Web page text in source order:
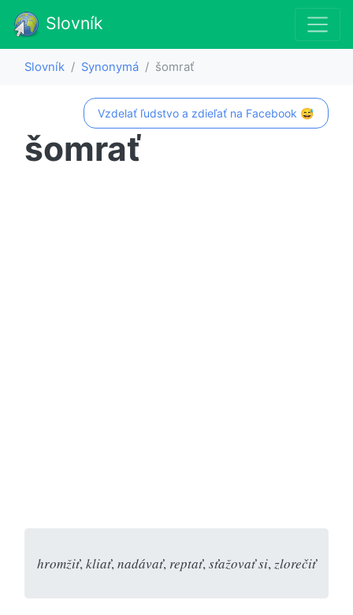
Slovník
Slovník Synonymá šomrať
Vzdelať ľudstvo a zdieľať na Facebook 😅
šomrať
hromžiť, kliať, nadávať, reptať, sťažovať si, zlorečiť